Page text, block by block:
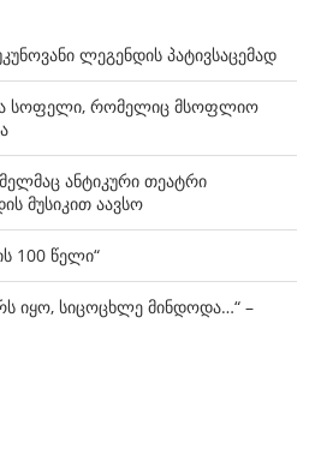
ლეგენდის პატივსაცემად
სოფელი, რომელიც მსოფლიო
ანტიკური თეატრი
მუსიკით აავსო
100 წელი“
იყო, სიცოცხლე მინდოდა…“ –